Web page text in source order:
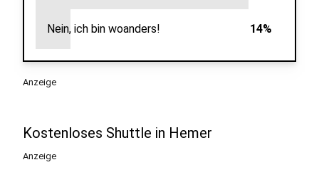
Nein, ich bin woanders! 14%
Anzeige
Kostenloses Shuttle in Hemer
Anzeige